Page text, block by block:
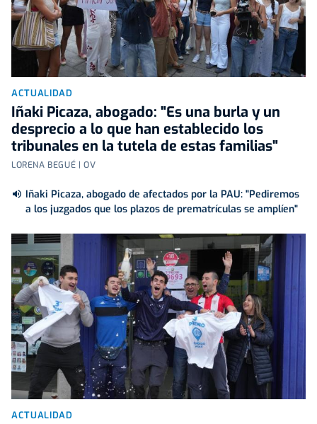
ACTUALIDAD
Iñaki Picaza, abogado: "Es una burla y un
desprecio a lo que han establecido los
tribunales en la tutela de estas familias"
LORENA BEGUÉ | OV
Iñaki Picaza, abogado de afectados por la PAU: "Pediremos
a los juzgados que los plazos de prematrículas se amplíen"
ACTUALIDAD